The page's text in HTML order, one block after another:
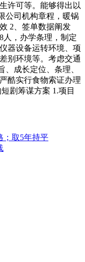
许可等。能够得出以
公司机构章程，暖锅
2、签单数据阐发
人，办学条理，制定
器设备运转环境、项
别环境等。考虑交通
成长定位、条理、
酷实行食物索证办理
剧筹谋方案 1.项目
；取5年持平